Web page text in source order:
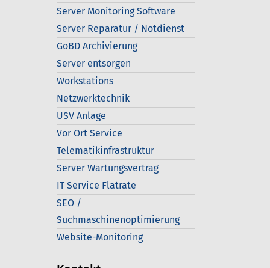
Server Monitoring Software
Server Reparatur / Notdienst
GoBD Archivierung
Server entsorgen
Workstations
Netzwerktechnik
USV Anlage
Vor Ort Service
Telematikinfrastruktur
Server Wartungsvertrag
IT Service Flatrate
SEO /
Suchmaschinenoptimierung
Website-Monitoring